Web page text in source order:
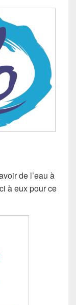
de l’eau à
à eux pour ce